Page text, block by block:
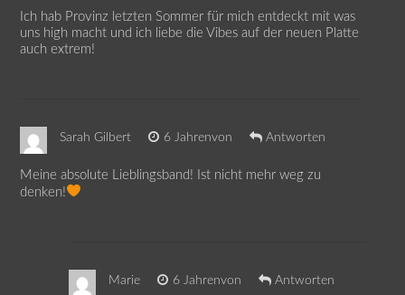
Ich hab Provinz letzten Sommer für mich entdeckt mit was
uns high macht und ich liebe die Vibes auf der neuen Platte
auch extrem!
Sarah Gilbert 6 Jahrenvon Antworten
Meine absolute Lieblingsband! Ist nicht mehr weg zu
denken!
Marie 6 Jahrenvon Antworten